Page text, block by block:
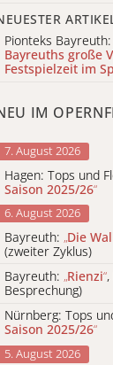
Pionteks Bayreuth:
Bayreuths große
Festspielzeit im
IM
7. August 2026
Hagen: Tops und
Saison 2025/26“
6. August 2026
Bayreuth: „Die
(zweiter Zyklus)
Bayreuth: „Rienzi“
Besprechung)
Nürnberg: Tops
Saison 2025/26“
5. August 2026